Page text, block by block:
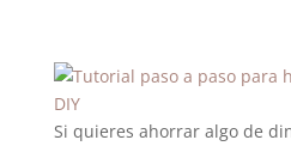
Si quieres ahorrar algo de